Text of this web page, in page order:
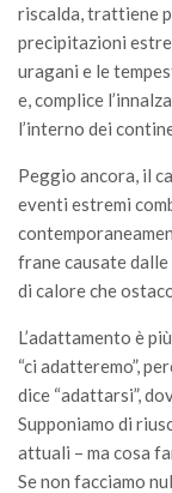
VI
V
IV
II
I Congresso
Redazione
Editoriali
Pillole di
Highlights
riscalda, trattiene
precipitazioni
uragani e le
e, complice
l’interno dei
Peggio ancora, il
eventi estremi
frane causate
di calore che
L’adattamento è
“ci adatteremo”,
dice “adattarsi”,
Supponiamo di
attuali – ma cosa
Se non facciamo